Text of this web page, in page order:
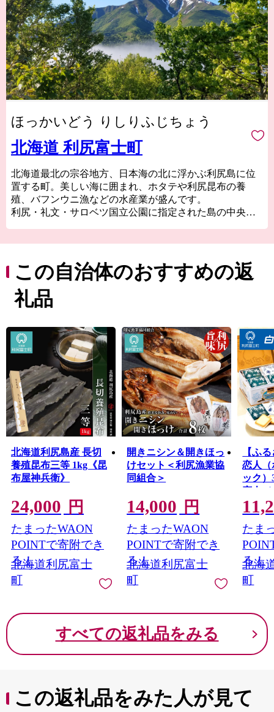
ほっかいどう りしりふじちょう
北海道 利尻富士町
北海道最北の宗谷地方、日本海の北に浮かぶ利尻島に位
置する町。美しい海に囲まれ、ホタテや利尻昆布の養
殖、バフンウニ漁などの水産業が盛んです。
利尻・礼文・サロベツ国立公園に指定された島の中央に
真夏でも平均気温は22.1度と過ごしやすく、年間で最も寒
い時期にはマイナス10度になることも。例年2月には、こ
の冬の厳しい寒さを楽しむイベントも開催しています。
この自治体のおすすめの返
礼品
北海道利尻島産 長切
養殖昆布三等 1kg《昆
布屋神兵衛》
24,000 円
たまったWAON
POINTで寄附でき
る！
北海道利尻富士
町
開きニシン＆開きほっ
けセット＜利尻漁業協
同組合＞
14,000 円
たまったWAON
POINTで寄附でき
る！
北海道利尻富士
町
【ふ
恋人（
ック
恋人
ック
子 お
べ比
キー缶
たま
る！
北海
町
すべての返礼品をみる
この返礼品をみた人が見て